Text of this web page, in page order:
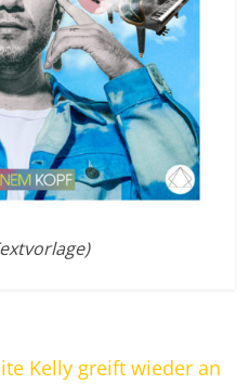
Kelly greift wieder an